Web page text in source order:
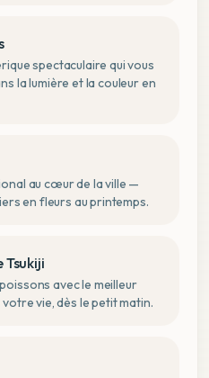
spectaculaire qui vous
la lumière et la couleur en
au cœur de la ville —
en fleurs au printemps.
Tsukiji
avec le meilleur
vie, dès le petit matin.